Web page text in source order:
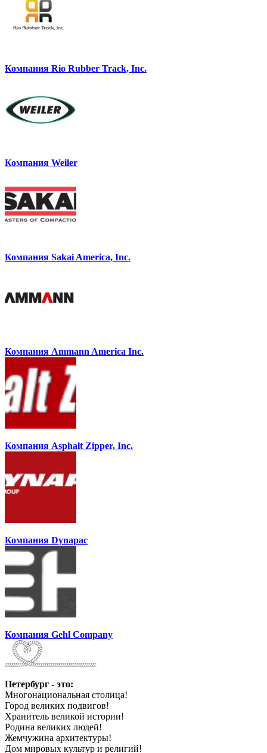
Компания Rio Rubber Track, Inc.
Компания Weiler
Компания Sakai America, Inc.
Компания Ammann America Inc.
Компания Asphalt Zipper, Inc.
Компания Dynapac
Компания Gehl Company
Петербург - это:
Многонациональная столица!
Город великих подвигов!
Хранитель великой истории!
Родина великих людей!
Жемчужина архитектуры!
Дом мировых культур и религий!